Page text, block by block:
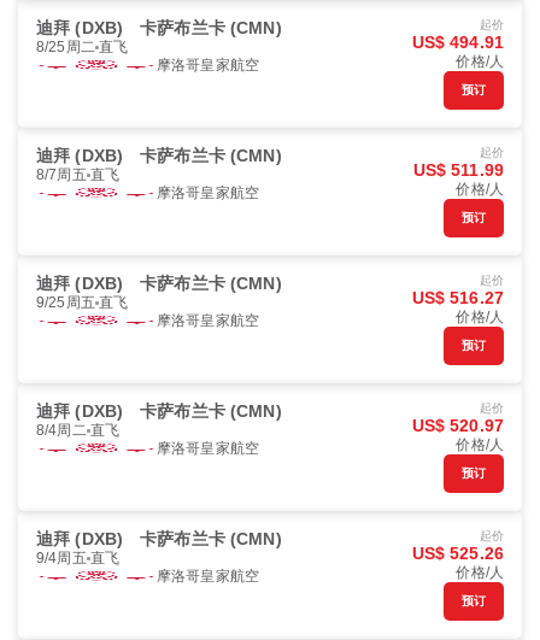
迪拜 (DXB) 卡萨布兰卡 (CMN)
8/25周二 直飞
摩洛哥皇家航空
起价
US$ 494.91
价格/人
预订
迪拜 (DXB) 卡萨布兰卡 (CMN)
8/7周五 直飞
摩洛哥皇家航空
起价
US$ 511.99
价格/人
预订
迪拜 (DXB) 卡萨布兰卡 (CMN)
9/25周五 直飞
摩洛哥皇家航空
起价
US$ 516.27
价格/人
预订
迪拜 (DXB) 卡萨布兰卡 (CMN)
8/4周二 直飞
摩洛哥皇家航空
起价
US$ 520.97
价格/人
预订
迪拜 (DXB) 卡萨布兰卡 (CMN)
9/4周五 直飞
摩洛哥皇家航空
起价
US$ 525.26
价格/人
预订